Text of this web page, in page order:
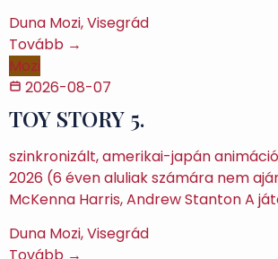
Duna Mozi, Visegrád
Tovább →
Mozi
2026-08-07
TOY STORY 5.
szinkronizált, amerikai-japán
2026 (6 éven aluliak számára nem
McKenna Harris, Andrew Stanton A
Duna Mozi, Visegrád